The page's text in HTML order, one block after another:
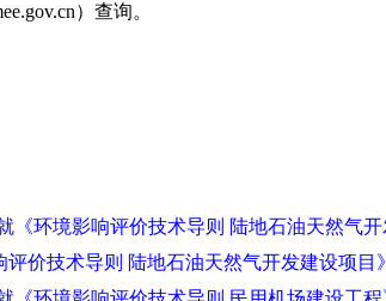
）查询。
《环境影响评价技术导则 陆地石油天然气
价技术导则 陆地石油天然气开发建设项目》